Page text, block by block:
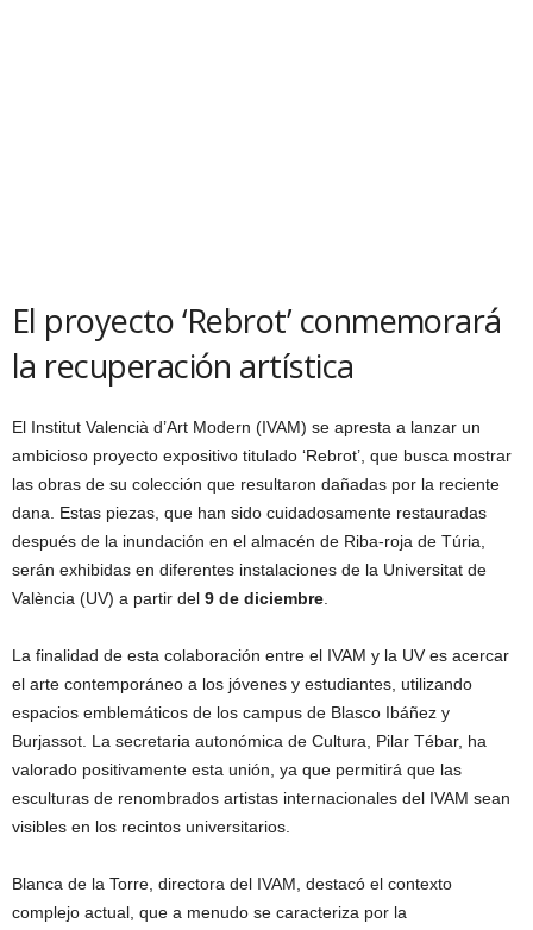
El proyecto ‘Rebrot’ conmemorará
la recuperación artística
El Institut Valencià d’Art Modern (IVAM) se apresta a lanzar un
ambicioso proyecto expositivo titulado ‘Rebrot’, que busca mostrar
las obras de su colección que resultaron dañadas por la reciente
dana. Estas piezas, que han sido cuidadosamente restauradas
después de la inundación en el almacén de Riba-roja de Túria,
serán exhibidas en diferentes instalaciones de la Universitat de
València (UV) a partir del 9 de diciembre
La finalidad de esta colaboración entre el IVAM y la UV es acercar
el arte contemporáneo a los jóvenes y estudiantes, utilizando
espacios emblemáticos de los campus de Blasco Ibáñez y
Burjassot. La secretaria autonómica de Cultura, Pilar Tébar, ha
valorado positivamente esta unión, ya que permitirá que las
esculturas de renombrados artistas internacionales del IVAM sean
visibles en los recintos universitarios.
Blanca de la Torre, directora del IVAM, destacó el contexto
complejo actual, que a menudo se caracteriza por la